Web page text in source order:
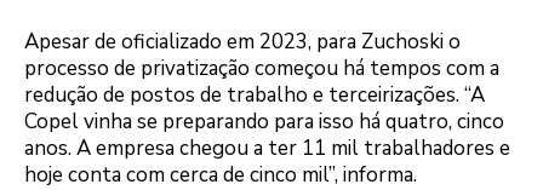
Apesar de oficializado em 2023, para Zuchoski o
processo de privatização começou há tempos com a
redução de postos de trabalho e terceirizações. “A
Copel vinha se preparando para isso há quatro, cinco
anos. A empresa chegou a ter 11 mil trabalhadores e
hoje conta com cerca de cinco mil”, informa.